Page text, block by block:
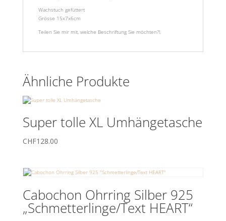
Wachstuch gefüttert
Grösse 15x7x6cm
Teilen Sie mir mit, welche Beschriftung Sie möchten?!.
Ähnliche Produkte
Super tolle XL Umhängetasche
CHF128.00
Cabochon Ohrring Silber 925
„Schmetterlinge/Text HEART“